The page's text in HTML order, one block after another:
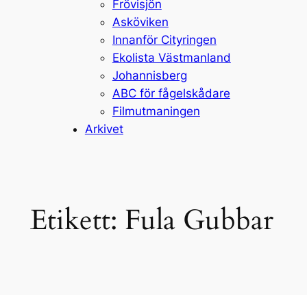
Frövisjön
Asköviken
Innanför Cityringen
Ekolista Västmanland
Johannisberg
ABC för fågelskådare
Filmutmaningen
Arkivet
Etikett: Fula Gubbar